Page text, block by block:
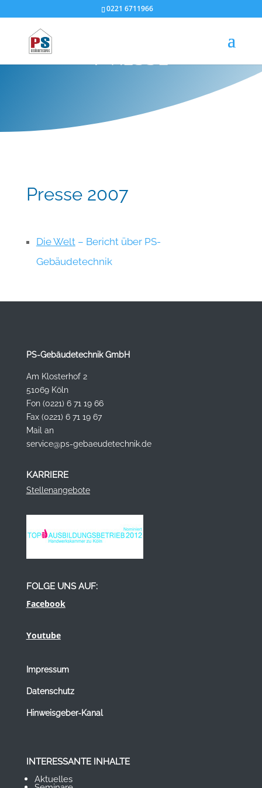
0221 6711966
Presse
Presse 2007
Die Welt– Bericht über PS-
Gebäudetechnik
PS-Gebäudetechnik GmbH
Am Klosterhof 2
51069 Köln
Fon (0221) 6 71 19 66
Fax (0221) 6 71 19 67
Mail an
service@ps-gebaeudetechnik.de
KARRIERE
Stellenangebote
FOLGE UNS AUF:
Facebook
Youtube
Impressum
Datenschutz
Hinweisgeber-Kanal
INTERESSANTE INHALTE
Aktuelles